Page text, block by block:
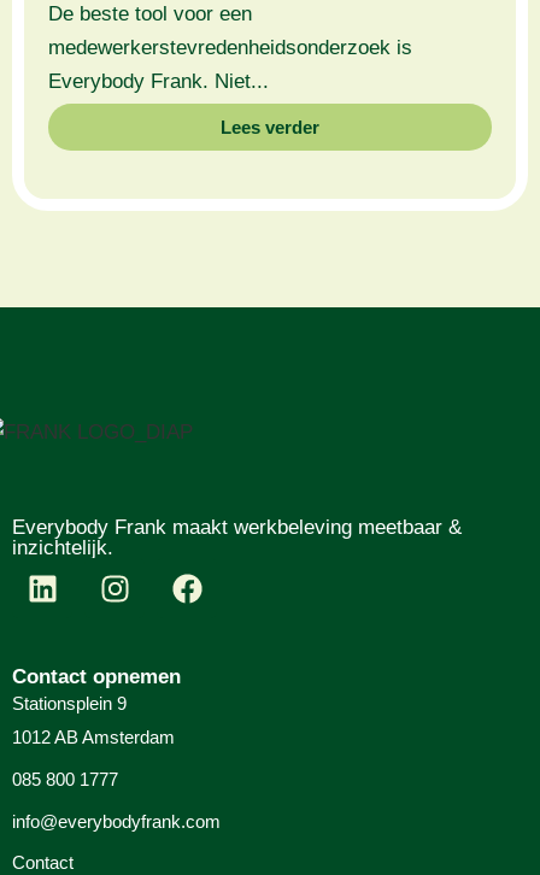
De beste tool voor een
medewerkerstevredenheidsonderzoek is
Everybody Frank. Niet...
Lees verder
Everybody Frank maakt werkbeleving meetbaar &
inzichtelijk.
Contact opnemen
Stationsplein 9
1012 AB Amsterdam
085 800 1777
info@everybodyfrank.com
Contact